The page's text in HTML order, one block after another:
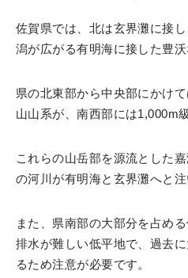
佐賀県では、北は玄界灘に接
潟が広がる有明海に接した豊
県の北東部から中央部にかけ
山山系が、南西部には1,000m
これらの山岳部を源流とした
の河川が有明海と玄界灘へと注
また、県南部の大部分を占め
排水が難しい低平地で、過去
るため注意が必要です。